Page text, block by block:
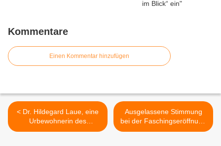
Kommentare
Einen Kommentar hinzufügen
< Dr. Hildegard Laue, eine
Urbewohnerin des
Veitshöchheimer
Ausgelassene Stimmung
bei der Faschingseröffnung
des VCC im Kuratiesaal mit